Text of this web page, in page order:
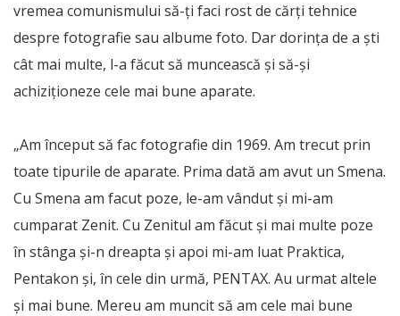
vremea comunismului să-ți faci rost de cărți tehnice
despre fotografie sau albume foto. Dar dorința de a ști
cât mai multe, l-a făcut să muncească și să-și
achiziționeze cele mai bune aparate.
„Am început să fac fotografie din 1969. Am trecut prin
toate tipurile de aparate. Prima dată am avut un Smena.
Cu Smena am facut poze, le-am vândut și mi-am
cumparat Zenit. Cu Zenitul am făcut și mai multe poze
în stânga și-n dreapta și apoi mi-am luat Praktica,
Pentakon și, în cele din urmă, PENTAX. Au urmat altele
și mai bune. Mereu am muncit să am cele mai bune